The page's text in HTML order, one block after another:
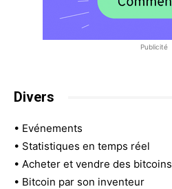
Publicité
Divers
• Evénements
• Statistiques en temps réel
• Acheter et vendre des bitcoins
• Bitcoin par son inventeur